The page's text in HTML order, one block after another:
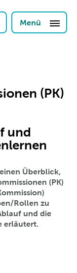
Menü
(PK)
und
Überblick,
(PK)
Rollen zu
und die
erläutert.